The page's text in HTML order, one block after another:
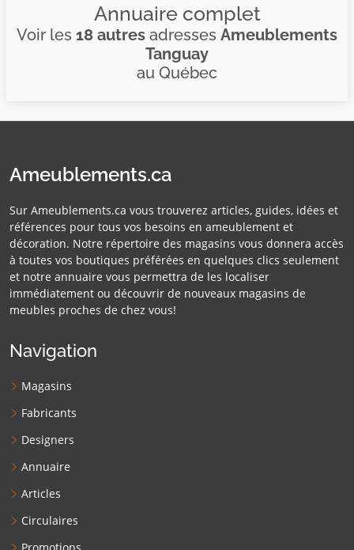
Annuaire complet
Voir les 18 autres adresses Ameublements
Tanguay
au Québec
Ameublements.ca
Sur Ameublements.ca vous trouverez articles, guides, idées et
références pour tous vos besoins en ameublement et
décoration. Notre répertoire des magasins vous donnera accès
à toutes vos boutiques préférées en quelques clics seulement
et notre annuaire vous permettra de les localiser
immédiatement ou découvrir de nouveaux magasins de
meubles proches de chez vous!
Navigation
Magasins
Fabricants
Designers
Annuaire
Articles
Circulaires